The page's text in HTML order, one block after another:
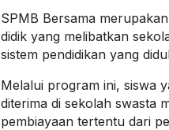
SPMB Bersama
didik yang melibatkan
sistem pendidikan yang
Melalui program ini, siswa
diterima di sekolah swasta
pembiayaan tertentu dari